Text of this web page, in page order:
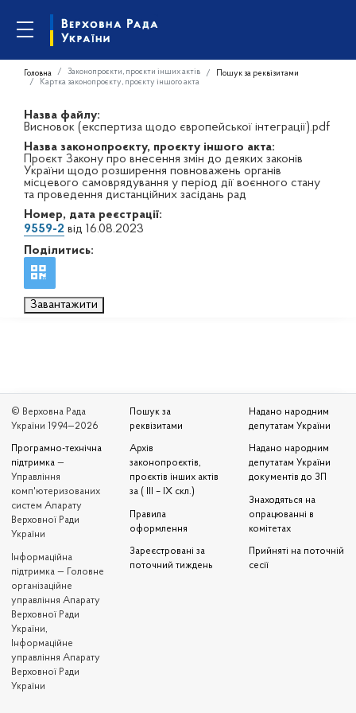
Головна Законопроєкти, проєкти інших актів
Пошук за реквізитами
Картка законопроєкту, проєкту іншого акта
Назва файлу:
Висновок (експертиза щодо європейської інтеграції).pdf
Назва законопроєкту, проєкту іншого акта:
Проєкт Закону про внесення змін до деяких законів
України щодо розширення повноважень органів
місцевого самоврядування у період дії воєнного стану
та проведення дистанційних засідань рад
Номер, дата реєстрації:
9559-2 від 16.08.2023
Поділитись:
Завантажити
© Верховна Рада
України 1994—2026
Програмно-технічна
підтримка —
Управління
комп'ютеризованих
систем Апарату
Верховної Ради
України
Iнформаційна
підтримка — Головне
організаційне
управління Апарату
Верховної Ради
України,
Інформаційне
управління Апарату
Верховної Ради
України
Пошук за
реквізитами
Архів
законопроєктів,
проєктів інших актів
за ( III – IX скл.)
Правила
оформлення
Зареєстровані за
поточний тиждень
Надано народним
депутатам України
Надано народним
депутатам України
документів до ЗП
Знаходяться на
опрацюванні в
комітетах
Прийняті на поточній
сесії